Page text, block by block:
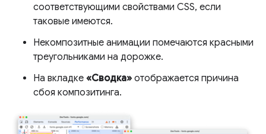
соответствующими свойствами CSS, если
таковые имеются.
Некомпозитные анимации помечаются красными
треугольниками на дорожке.
На вкладке «Сводка» отображается причина
сбоя композитинга.